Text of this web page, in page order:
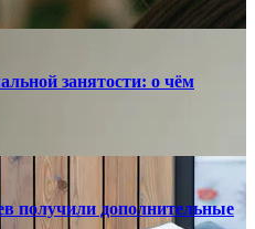
занятости: о чём
получили дополнительные